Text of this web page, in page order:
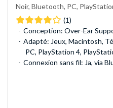
Noir, Bluetooth, PC,
(1)
Conception: Over-Ear
Adapté: Jeux, Macintosh,
PC, PlayStation 4,
Connexion sans fil: Ja, via